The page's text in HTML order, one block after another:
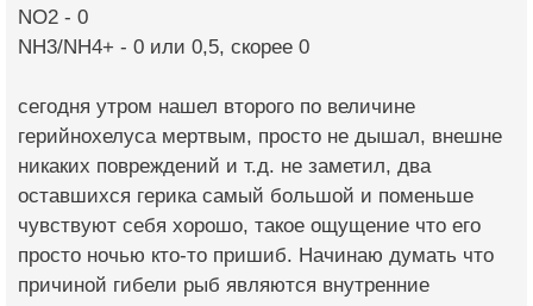
NO2 - 0
NH3/NH4+ - 0 или 0,5, скорее 0
сегодня утром нашел второго по величине
герийнохелуса мертвым, просто не дышал, внешне
никаких повреждений и т.д. не заметил, два
оставшихся герика самый большой и поменьше
чувствуют себя хорошо, такое ощущение что его
просто ночью кто-то пришиб. Начинаю думать что
причиной гибели рыб являются внутренние